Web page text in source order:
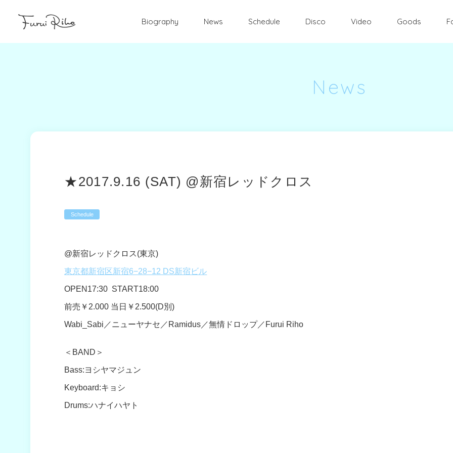
Biography News Schedule Disco Video Goods
News
★2017.9.16 (SAT) @新宿レッドクロス
Schedule
@新宿レッドクロス(東京)
東京都新宿区新宿6−28−12 DS新宿ビル
OPEN17:30 START18:00
前売￥2.000 当日￥2.500(D別)
Wabi_Sabi／ニューヤナセ／Ramidus／無情ドロップ／Furui Riho
＜BAND＞
Bass:ヨシヤマジュン
Keyboard:キョシ
Drums:ハナイハヤト